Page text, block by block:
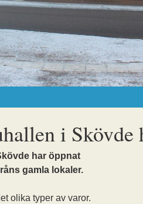
i Skövde
har öppnat
gamla lokaler.
olika typer av varor.